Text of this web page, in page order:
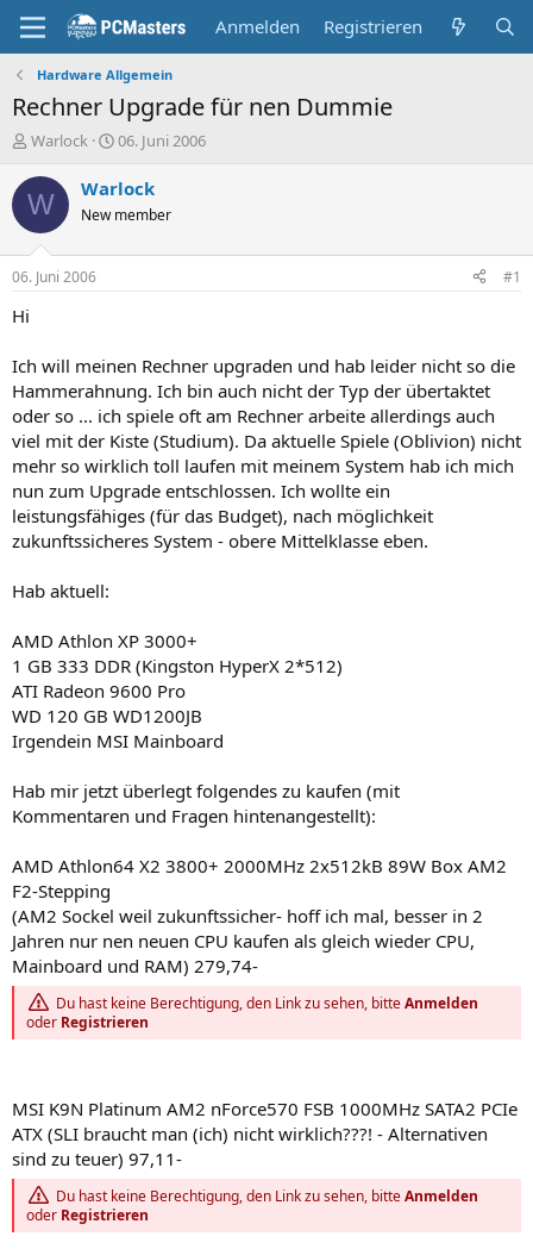
Anmelden Registrieren
Hardware Allgemein
Rechner Upgrade für nen Dummie
E
s
t
e
Warlock
E
s
e
t
06. Juni 2006
W Warlock
New member
06. Juni 2006 #1
Hi
Ich will meinen Rechner upgraden und hab leider nicht so die
Hammerahnung. Ich bin auch nicht der Typ der übertaktet
oder so ... ich spiele oft am Rechner arbeite allerdings auch
viel mit der Kiste (Studium). Da aktuelle Spiele (Oblivion) nicht
mehr so wirklich toll laufen mit meinem System hab ich mich
nun zum Upgrade entschlossen. Ich wollte ein
leistungsfähiges (für das Budget), nach möglichkeit
zukunftssicheres System - obere Mittelklasse eben.
Hab aktuell:
AMD Athlon XP 3000+
1 GB 333 DDR (Kingston HyperX 2*512)
ATI Radeon 9600 Pro
WD 120 GB WD1200JB
Irgendein MSI Mainboard
Hab mir jetzt überlegt folgendes zu kaufen (mit
Kommentaren und Fragen hintenangestellt):
AMD Athlon64 X2 3800+ 2000MHz 2x512kB 89W Box AM2
F2-Stepping
(AM2 Sockel weil zukunftssicher- hoff ich mal, besser in 2
Jahren nur nen neuen CPU kaufen als gleich wieder CPU,
Mainboard und RAM) 279,74-
Du hast keine Berechtigung, den Link zu sehen, bitteAnmelden
oder Registrieren
MSI K9N Platinum AM2 nForce570 FSB 1000MHz SATA2 PCIe
ATX (SLI braucht man (ich) nicht wirklich???! - Alternativen
sind zu teuer) 97,11-
Du hast keine Berechtigung, den Link zu sehen, bitteAnmelden
oder Registrieren